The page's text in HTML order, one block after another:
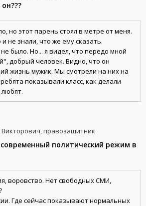
но этот парень стоял в метре от меня.
не знали, что же ему сказать.
было. Но... я видел, что передо мной
добрый человек. Видно, что он
жизнь мужик. Мы смотрели на них на
показывали класс, как делали
Викторович, правозащитник
политический режим в
воровство. Нет свободных СМИ,
Где сейчас показывают нормальных